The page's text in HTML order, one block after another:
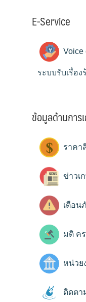
E-Service
Voice
ระบบรับเรื่อ
ข้อมูลด้านกา
ราคา
ข่าวเ
เตือน
มติ ค
หน่วย
ติดตา